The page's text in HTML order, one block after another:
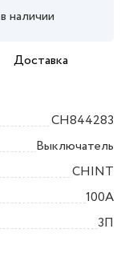
наличии
Доставка
CH844283
Выключатель
CHINT
100А
3П